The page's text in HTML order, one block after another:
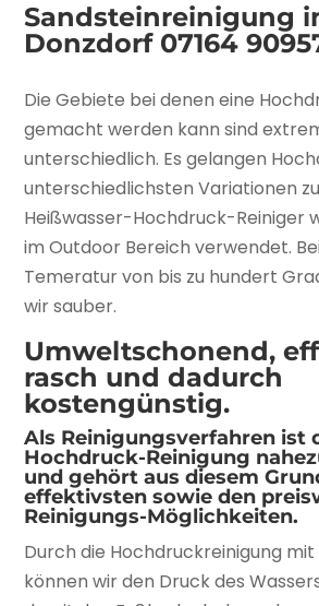
Sandsteinreinigung
Donzdorf 07164
Die Gebiete bei denen eine
gemacht werden kann sind
unterschiedlich. Es gelangen
unterschiedlichsten Variationen
Heißwasser-Hochdruck-Reiniger
im Outdoor Bereich verwendet.
Temeratur von bis zu hundert
wir sauber.
Umweltschonend,
rasch und dadurch
kostengünstig.
Als Reinigungsverfahren ist
Hochdruck-Reinigung
und gehört aus diesem
effektivsten sowie den
Reinigungs-Möglichkeiten.
Durch die Hochdruckreinigung
können wir den Druck des